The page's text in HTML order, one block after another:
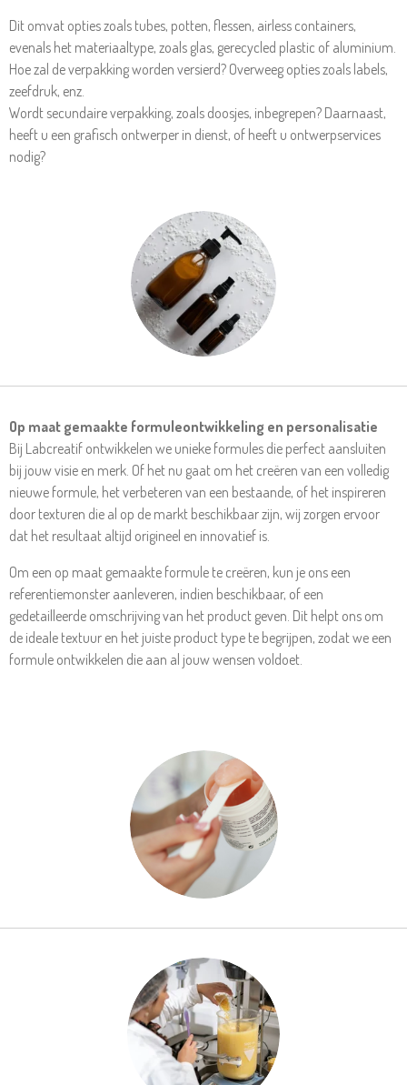
Dit omvat opties zoals tubes, potten, flessen, airless containers,
evenals het materiaaltype, zoals glas, gerecycled plastic of aluminium.
Hoe zal de verpakking worden versierd? Overweeg opties zoals labels,
zeefdruk, enz.
Wordt secundaire verpakking, zoals doosjes, inbegrepen? Daarnaast,
heeft u een grafisch ontwerper in dienst, of heeft u ontwerpservices
nodig?
Op maat gemaakte formuleontwikkeling en personalisatie
Bij Labcreatif ontwikkelen we unieke formules die perfect aansluiten
bij jouw visie en merk. Of het nu gaat om het creëren van een volledig
nieuwe formule, het verbeteren van een bestaande, of het inspireren
door texturen die al op de markt beschikbaar zijn, wij zorgen ervoor
dat het resultaat altijd origineel en innovatief is.
Om een op maat gemaakte formule te creëren, kun je ons een
referentiemonster aanleveren, indien beschikbaar, of een
gedetailleerde omschrijving van het product geven. Dit helpt ons om
de ideale textuur en het juiste product type te begrijpen, zodat we een
formule ontwikkelen die aan al jouw wensen voldoet.